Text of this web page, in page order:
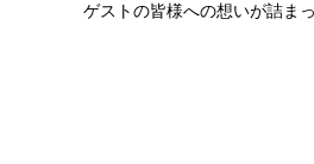
ゲストの皆様への想いが詰ま